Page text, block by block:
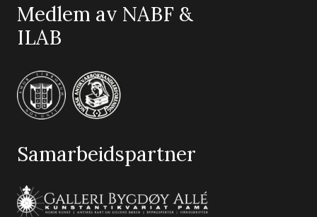
Medlem av NABF &
ILAB
Samarbeidspartner